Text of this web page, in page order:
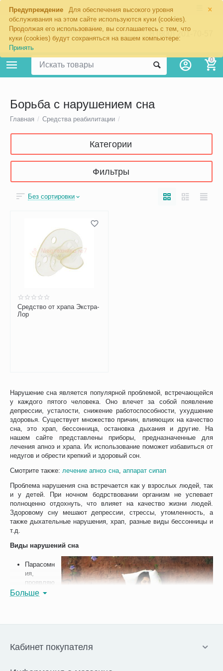
×
Предупреждение
Для обеспечения высокого уровня
обслуживания на этом сайте используются куки (cookies).
Продолжая его использование, вы соглашаетесь с тем, что
куки (cookies) будут сохраняться на вашем компьютере:
Принять
8 (800) 201-70-57
0
Борьба с нарушением сна
Главная / Средства реабилитации /
Категории
Фильтры
Нарушение сна является популярной проблемой, встречающейся
у каждого пятого человека. Оно влечет за собой появление
депрессии, усталости, снижение работоспособности, ухудшение
здоровья. Существует множество причин, влияющих на качество
сна, это храп, бессонница, остановка дыхания и другие. На
нашем сайте представлены приборы, предназначенные для
лечения апноэ и храпа. Их использование поможет избавиться от
недугов и обрести крепкий и здоровый сон.
Смотрите также:лечение апноэ сна,аппарат сипап
Проблема нарушения сна встречается как у взрослых людей, так
и у детей. При ночном бодрствовании организм не успевает
полноценно отдохнуть, что влияет на качество жизни людей.
Здоровому сну мешают депрессии, стрессы, утомленность, а
также дыхательные нарушения, храп, разные виды бессонницы и
т.д.
Виды нарушений сна
Парасомн
ия,
проявляю
щаяся
а также
Больше
Без сортировки
Средство от храпа Экстра-
Лор
Кабинет покупателя